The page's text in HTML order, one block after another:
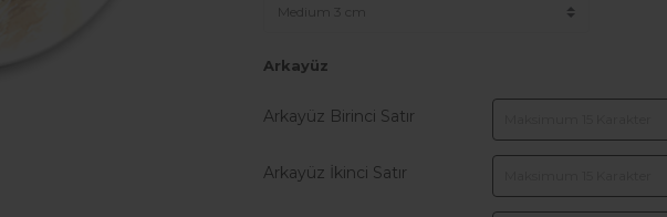
Arkayüz
Arkayüz Birinci Satır
Arkayüz İkinci Satır